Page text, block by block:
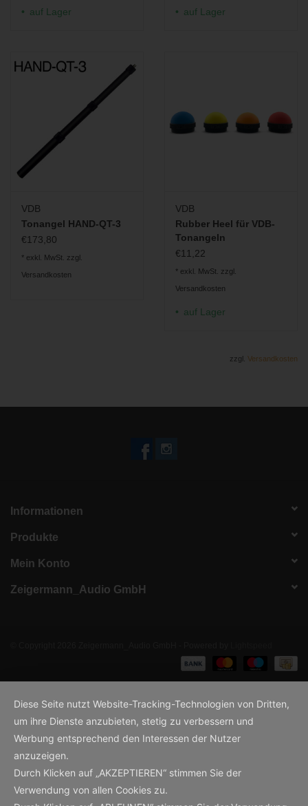
auf Lager auf Lager
VDB
Tonangel HAND-QT-3
€173,80
* exkl. MwSt. zzgl.
Versandkosten
VDB
Rubber Heel für VDB-
Tonangeln
€11,22
* exkl. MwSt. zzgl.
Versandkosten
auf Lager
zzgl. Versandkosten
Informationen
Produkte
Mein Konto
Zeigermann_Audio GmbH
Diese Seite nutzt Website-Tracking-Technologien von Dritten,
um ihre Dienste anzubieten, stetig zu verbessern und
Werbung entsprechend den Interessen der Nutzer
anzuzeigen.
Durch Klicken auf „AKZEPTIEREN“ stimmen Sie der
Verwendung von allen Cookies zu.